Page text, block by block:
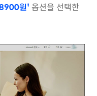
원'옵션을 선택한